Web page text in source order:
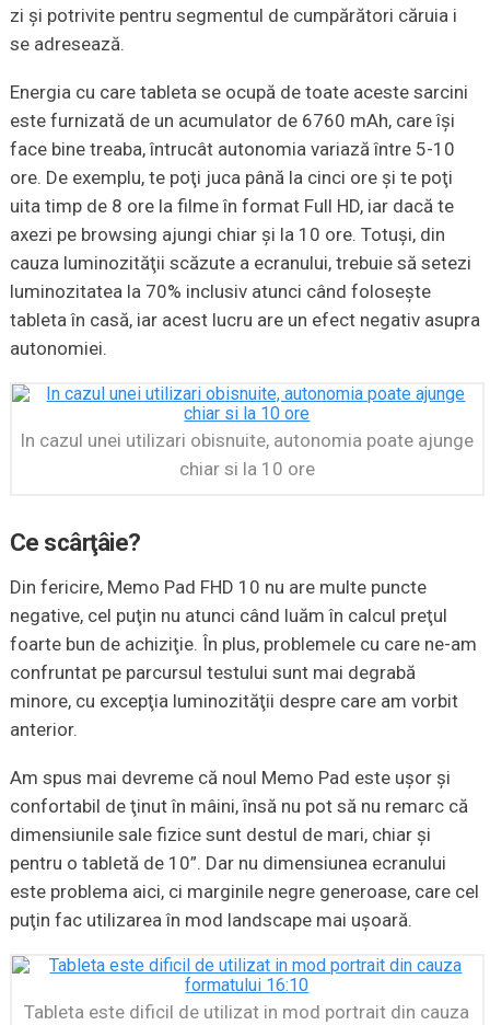
zi şi potrivite pentru segmentul de cumpărători căruia i
se adresează.
Energia cu care tableta se ocupă de toate aceste sarcini
este furnizată de un acumulator de 6760 mAh, care îşi
face bine treaba, întrucât autonomia variază între 5-10
ore. De exemplu, te poţi juca până la cinci ore şi te poţi
uita timp de 8 ore la filme în format Full HD, iar dacă te
axezi pe browsing ajungi chiar şi la 10 ore. Totuşi, din
cauza luminozităţii scăzute a ecranului, trebuie să setezi
luminozitatea la 70% inclusiv atunci când foloseşte
tableta în casă, iar acest lucru are un efect negativ asupra
autonomiei.
In cazul unei utilizari obisnuite, autonomia poate ajunge
chiar si la 10 ore
Ce scârţâie?
Din fericire, Memo Pad FHD 10 nu are multe puncte
negative, cel puţin nu atunci când luăm în calcul preţul
foarte bun de achiziţie. În plus, problemele cu care ne-am
confruntat pe parcursul testului sunt mai degrabă
minore, cu excepţia luminozităţii despre care am vorbit
anterior.
Am spus mai devreme că noul Memo Pad este uşor şi
confortabil de ţinut în mâini, însă nu pot să nu remarc că
dimensiunile sale fizice sunt destul de mari, chiar şi
pentru o tabletă de 10”. Dar nu dimensiunea ecranului
este problema aici, ci marginile negre generoase, care cel
puţin fac utilizarea în mod landscape mai uşoară.
Tableta este dificil de utilizat in mod portrait din cauza